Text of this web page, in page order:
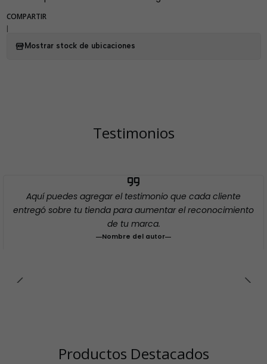
COMPARTIR
Mostrar stock de ubicaciones
Testimonios
Aquí puedes agregar el testimonio que cada cliente
entregó sobre tu tienda para aumentar el reconocimiento
de tu marca.
Nombre del autor
Productos Destacados